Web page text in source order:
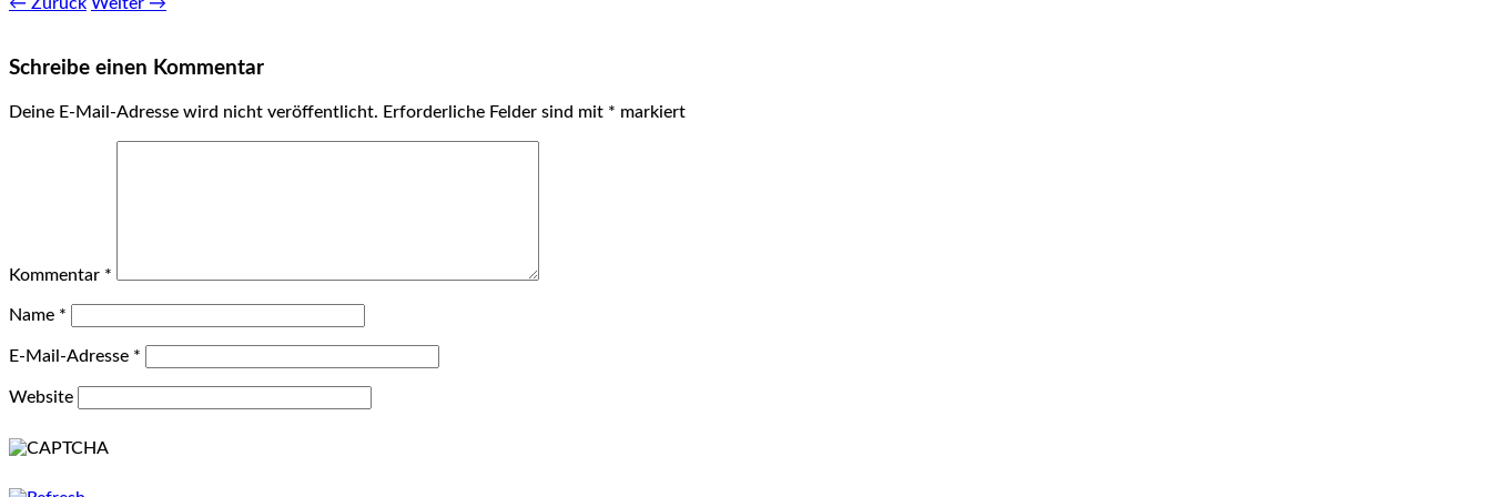
Schreibe einen Kommentar
Deine E-Mail-Adresse wird nicht veröffentlicht. Erforderliche Felder sind mit * markiert
Kommentar *
Name *
E-Mail-Adresse *
Website